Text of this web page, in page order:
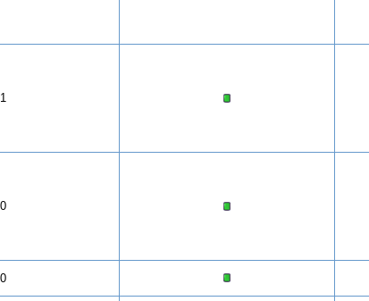
1
0
0